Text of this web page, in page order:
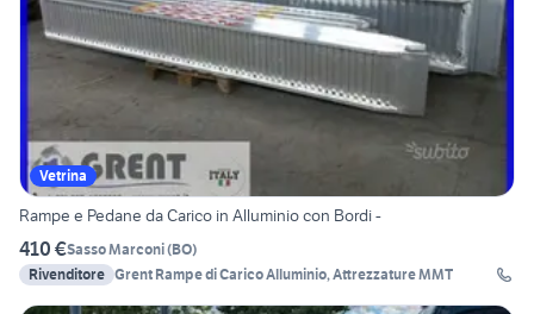
Vetrina
Rampe e Pedane da Carico in Alluminio con Bordi -
410 €Sasso Marconi(BO)
Rivenditore Grent Rampe di Carico Alluminio, Attrezzature MMT